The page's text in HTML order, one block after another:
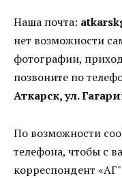
Наша почта:
нет возможности
фотографии,
позвоните по
Аткарск, ул.
По возможности
телефона, чтобы с
корреспондент «АГ"